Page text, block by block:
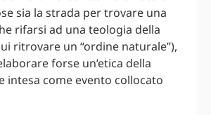
sia la strada per trovare una
rifarsi ad una teologia della
ritrovare un “ordine naturale”),
forse un’etica della
intesa come evento collocato